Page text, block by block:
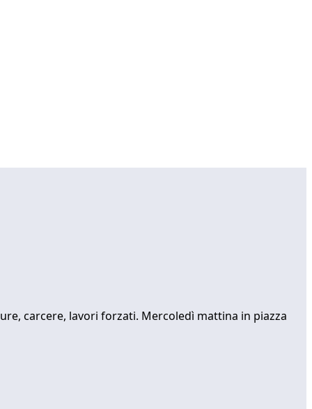
carcere, lavori forzati. Mercoledì mattina in piazza